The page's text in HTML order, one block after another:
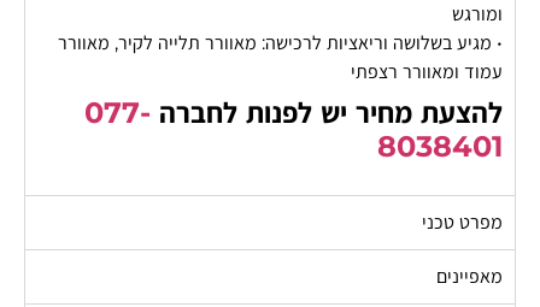
ומורגש
• מגיע בשלושה וריאציות לרכישה: מאוורר תלייה לקיר, מאוורר
עמוד ומאוורר רצפתי
להצעת מחיר יש לפנות לחברה 077-
8038401
מפרט טכני
מאפיינים